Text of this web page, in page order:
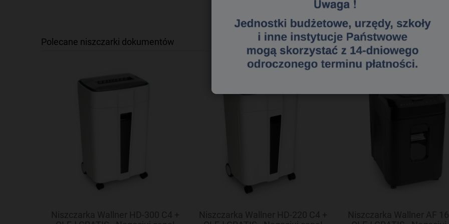
1 2 3
Polecane niszczarki dokumentów
Niszczarka Wallner HD-300 C4 +
Niszczarka Wallner HD-220 C4 +
Niszczarka Wallner AF